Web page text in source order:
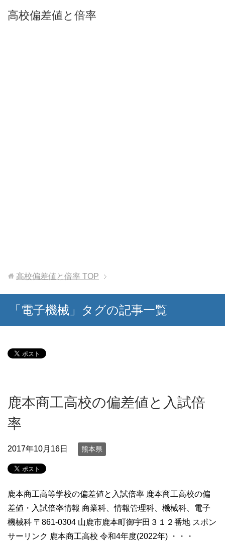
高校偏差値と倍率
高校偏差値と倍率 TOP
「電子機械」タグの記事一覧
鹿本商工高校の偏差値と入試倍
率
2017年10月16日 熊本県
鹿本商工高等学校の偏差値と入試倍率 鹿本商工高校の偏
差値・入試倍率情報 商業科、情報管理科、機械科、電子
機械科 〒861-0304 山鹿市鹿本町御宇田３１２番地 スポン
サーリンク 鹿本商工高校 令和4年度(2022年) ・・・